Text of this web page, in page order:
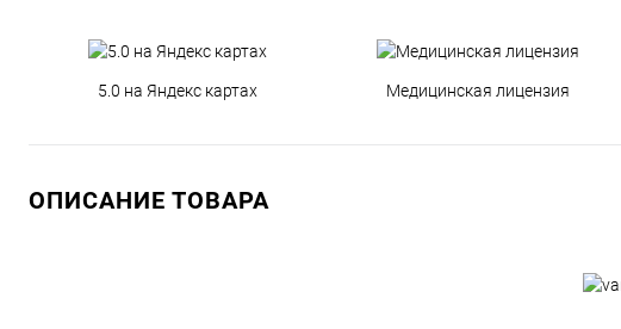
5.0 на Яндекс картах Медицинская лицензия
ОПИСАНИЕ ТОВАРА